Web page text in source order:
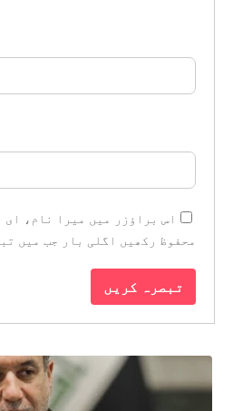
اس براؤزر میں میرا نام،
محفوظ رکھیں اگلی بار جب میں